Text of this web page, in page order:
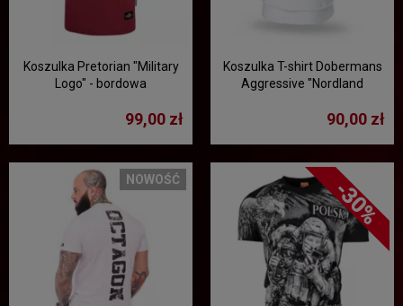
Koszulka Pretorian "Military
Logo" - bordowa
99,00 zł
Koszulka T-shirt Dobermans
Aggressive "Nordland
90,00 zł
NOWOŚĆ -30%